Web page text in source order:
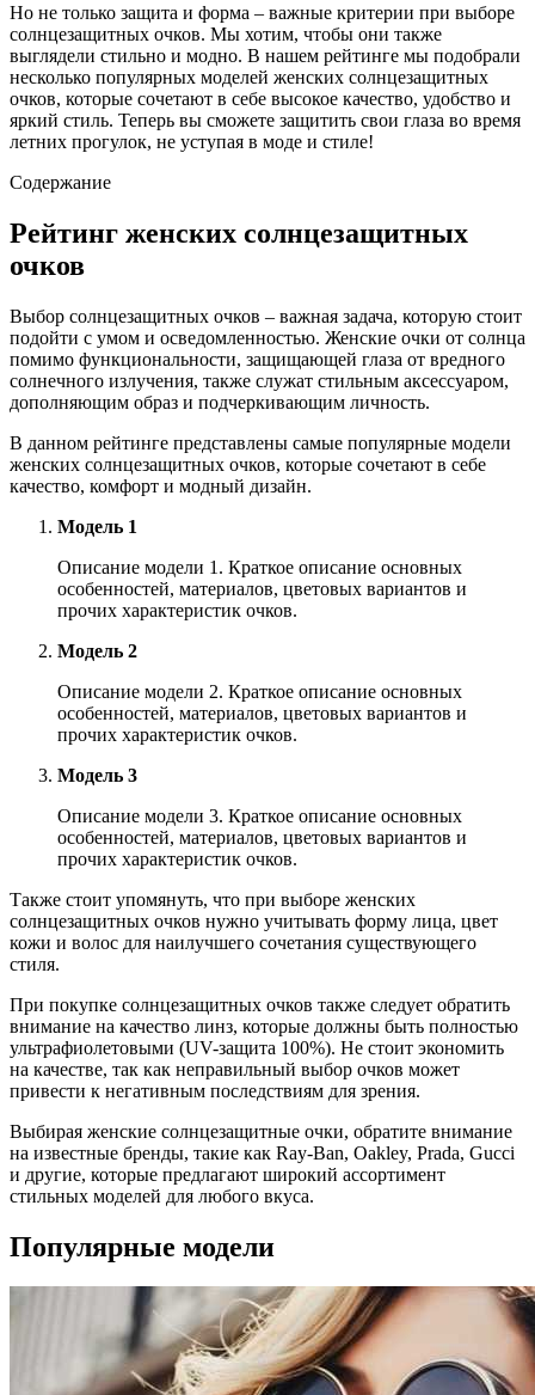
Но не только защита и форма – важные критерии при выборе
солнцезащитных очков. Мы хотим, чтобы они также
выглядели стильно и модно. В нашем рейтинге мы подобрали
несколько популярных моделей женских солнцезащитных
очков, которые сочетают в себе высокое качество, удобство и
яркий стиль. Теперь вы сможете защитить свои глаза во время
летних прогулок, не уступая в моде и стиле!
Содержание
Рейтинг женских солнцезащитных
очков
Выбор солнцезащитных очков – важная задача, которую стоит
подойти с умом и осведомленностью. Женские очки от солнца
помимо функциональности, защищающей глаза от вредного
солнечного излучения, также служат стильным аксессуаром,
дополняющим образ и подчеркивающим личность.
В данном рейтинге представлены самые популярные модели
женских солнцезащитных очков, которые сочетают в себе
качество, комфорт и модный дизайн.
Модель 1
Описание модели 1. Краткое описание основных
особенностей, материалов, цветовых вариантов и
прочих характеристик очков.
Модель 2
Описание модели 2. Краткое описание основных
особенностей, материалов, цветовых вариантов и
прочих характеристик очков.
Модель 3
Описание модели 3. Краткое описание основных
особенностей, материалов, цветовых вариантов и
прочих характеристик очков.
Также стоит упомянуть, что при выборе женских
солнцезащитных очков нужно учитывать форму лица, цвет
кожи и волос для наилучшего сочетания существующего
стиля.
При покупке солнцезащитных очков также следует обратить
внимание на качество линз, которые должны быть полностью
ультрафиолетовыми (UV-защита 100%). Не стоит экономить
на качестве, так как неправильный выбор очков может
привести к негативным последствиям для зрения.
Выбирая женские солнцезащитные очки, обратите внимание
на известные бренды, такие как Ray-Ban, Oakley, Prada, Gucci
и другие, которые предлагают широкий ассортимент
стильных моделей для любого вкуса.
Популярные модели